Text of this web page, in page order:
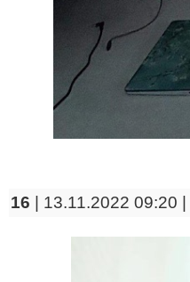
16 | 13.11.2022 09:20 |